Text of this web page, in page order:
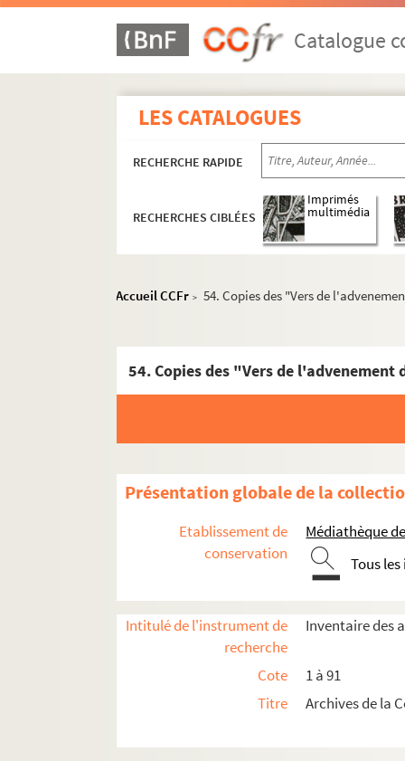
Catalogue
LES CATALOGUES
RECHERCHE RAPIDE
RECHERCHES CIBLÉES
Imprimés
multimédia
Accueil CCFr > 54. Copies des "Vers de
54. Copies des "Vers de
Présentation globale de la
Etablissement de
conservation
Médiathèque
Tous
Intitulé de l'instrument de
recherche
Inventaire des
Cote
1 à 91
Titre
Archives de la